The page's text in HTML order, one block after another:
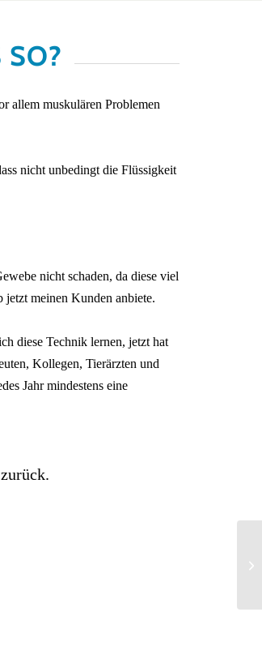
allem muskulären Problemen
nicht unbedingt die Flüssigkeit
nicht schaden, da diese viel
jetzt meinen Kunden anbiete.
diese Technik lernen, jetzt hat
Kollegen, Tierärzten und
Jahr mindestens eine